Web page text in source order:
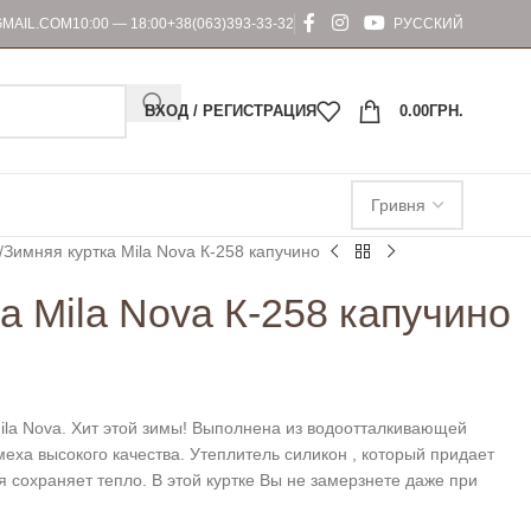
10:00 — 18:00+38(063)393-33-32 РУССКИЙ
ВХОД / РЕГИСТРАЦИЯ 0.00ГРН.
Зимняя куртка Mila Nova К-258 капучино
Mila Nova К-258 капучино
Nova. Хит этой зимы! Выполнена из водоотталкивающей
высокого качества. Утеплитель силикон , который придает
сохраняет тепло. В этой куртке Вы не замерзнете даже при